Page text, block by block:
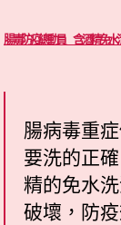
腸毒防疫總動員 含酒精免水
腸病毒重
要洗的正
精的免水
破壞，防